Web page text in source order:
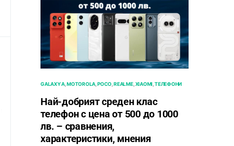
GALAXY A MOTOROLA POCO REALME XIAOMI ТЕЛЕФОНИ
Най-добрият среден клас
телефон с цена от 500 до 1000
лв. – сравнения,
характеристики, мнения